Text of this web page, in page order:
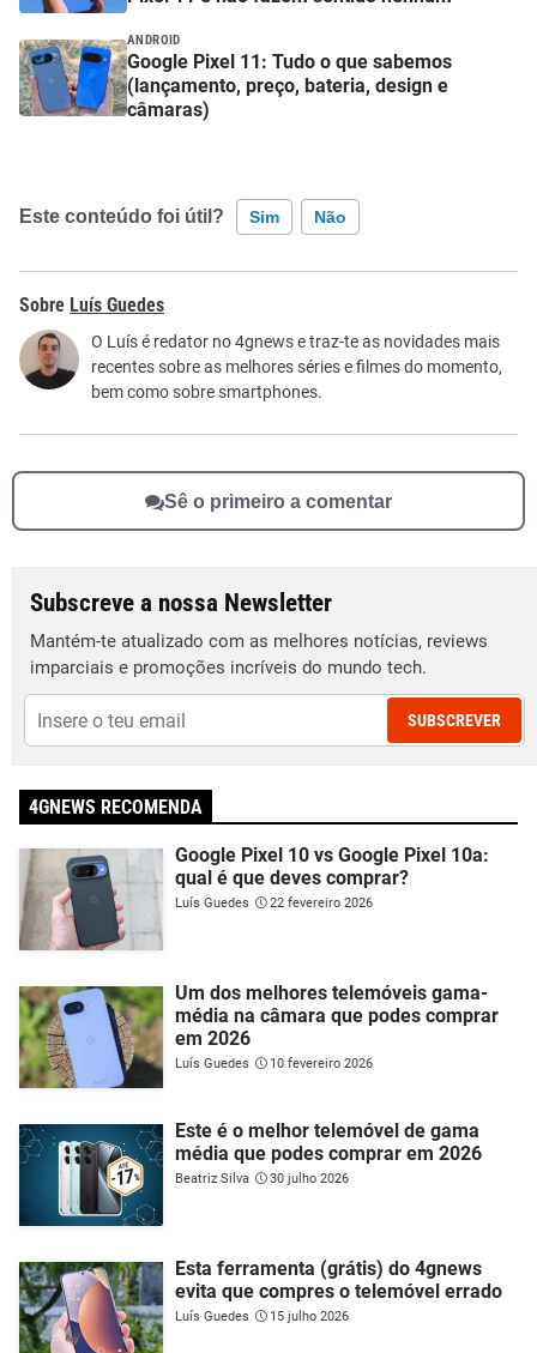
ANDROID
Google Pixel 11: Tudo o que sabemos
(lançamento, preço, bateria, design e
câmaras)
Este conteúdo foi útil? Sim Não
Este conteúdo contém informação incorreta
Este conteúdo não tem a informação que procuro
Outro
Luís Guedes
O Luís é redator no 4gnews e traz-te as novidades mais
recentes sobre as melhores séries e filmes do momento,
bem como sobre smartphones.
Sê o primeiro a comentar
Subscreve a nossa Newsletter
Mantém-te atualizado com as melhores notícias, reviews
imparciais e promoções incríveis do mundo tech.
SUBSCREVER
4GNEWS RECOMENDA
Google Pixel 10 vs Google Pixel 10a:
qual é que deves comprar?
Luís Guedes 22 fevereiro 2026
Um dos melhores telemóveis gama-
média na câmara que podes comprar
em 2026
Luís Guedes 10 fevereiro 2026
Este é o melhor telemóvel de gama
média que podes comprar em 2026
Beatriz Silva 30 julho 2026
Esta ferramenta (grátis) do 4gnews
evita que compres o telemóvel errado
Luís Guedes 15 julho 2026